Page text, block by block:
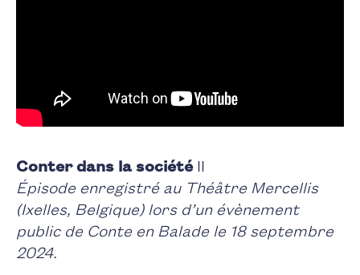
Conter dans la sociétéII
Épisode enregistré au Théâtre Mercellis
(Ixelles, Belgique) lors d’un évènement
public de Conte en Balade le 18 septembre
2024.